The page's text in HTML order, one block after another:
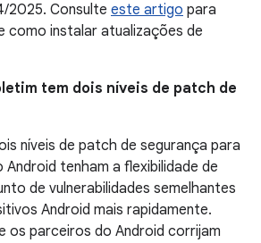
2025. Consulte este artigo para
como instalar atualizações de
tem dois níveis de patch de
níveis de patch de segurança para
tenham a flexibilidade de
de vulnerabilidades semelhantes
Android mais rapidamente.
os parceiros do Android corrijam